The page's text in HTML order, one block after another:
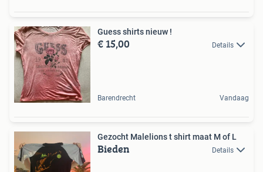
Guess shirts nieuw !
€ 15,00 Details
Barendrecht Vandaag
Gezocht Malelions t shirt maat M of L
Bieden Details